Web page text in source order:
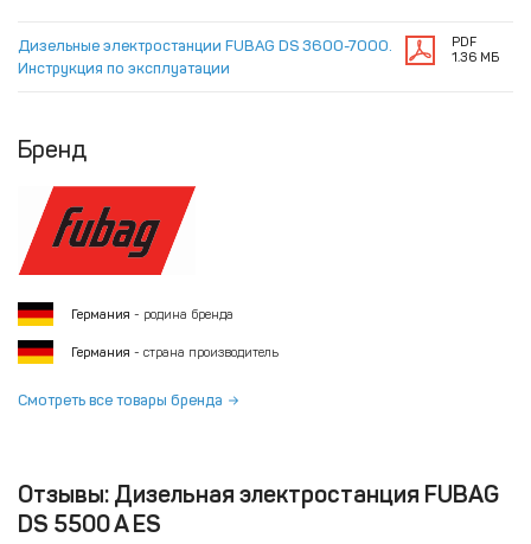
Дизельные электростанции FUBAG DS 3600-7000.
Инструкция по эксплуатации
PDF
1.36 МБ
Бренд
Германия - родина бренда
Германия - страна производитель
Смотреть все товары бренда
Отзывы: Дизельная электростанция FUBAG
DS 5500 A ES